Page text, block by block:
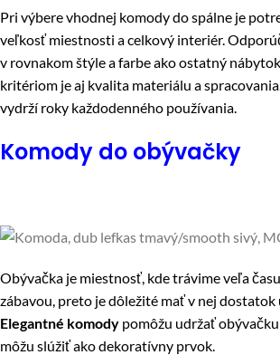
Pri výbere vhodnej komody do spálne je
veľkosť miestnosti a celkový interiér.
v rovnakom štýle a farbe ako ostatný
kritériom je aj kvalita materiálu a spracovania.
vydrží roky každodenného používania.
Komody do obývačky
Obývačka je miestnosť, kde trávime veľa
zábavou, preto je dôležité mať v nej dostatok
Elegantné komody pomôžu udržať
môžu slúžiť ako dekoratívny prvok.